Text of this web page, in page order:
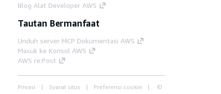
Blog Alat Developer AWS
Tautan Bermanfaat
Unduh server MCP Dokumentasi AWS
Masuk ke Konsol AWS
AWS re:Post
Privasi Syarat situs Preferensi cookie
©